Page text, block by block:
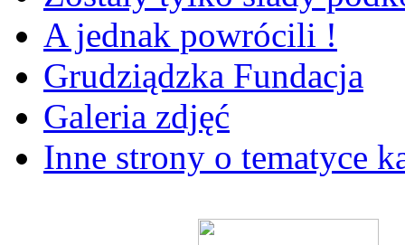
A jednak powrócili !
Grudziądzka Fundacja
Galeria zdjęć
Inne strony o tematyce